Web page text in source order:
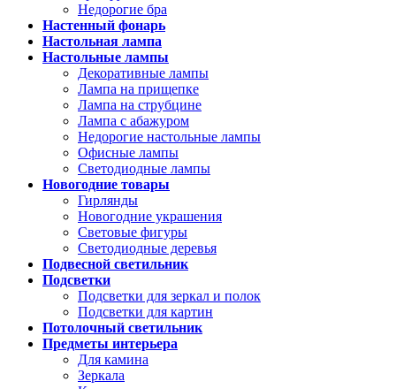
Недорогие бра
Настенный фонарь
Настольная лампа
Настольные лампы
Декоративные лампы
Лампа на прищепке
Лампа на струбцине
Лампа с абажуром
Недорогие настольные лампы
Офисные лампы
Светодиодные лампы
Новогодние товары
Гирлянды
Новогодние украшения
Световые фигуры
Светодиодные деревья
Подвесной светильник
Подсветки
Подсветки для зеркал и полок
Подсветки для картин
Потолочный светильник
Предметы интерьера
Для камина
Зеркала